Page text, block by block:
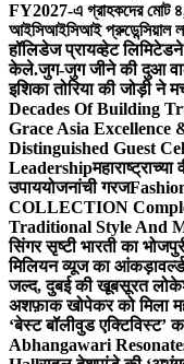
FY2027-এ গ্রাহকদের মোট
আইসিআইসিআই প্রুডেন্সিয়াল
हॉलिडेज प्रायव्हेट
केले.जुग-जुग जीने की दुआ
इशिका तोरिया की जोड़ी ने
Decades Of Building
Grace Asia Excellence
Distinguished Guest
Leadership
उपाययोजनांची गरज
COLLECTION
Traditional Style And
सिंगर सृष्टी भारती का
मिलियन व्यूज का आंकड़ा
जल्द, दुबई की खूबसूरत
अशफ़ाक खोपेकर को मिला
‘बेस्ट बॉलीवुड एक्टिविस्ट’
Abhangawari